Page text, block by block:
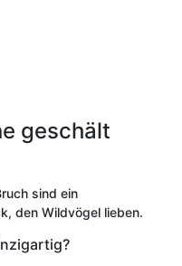
geschält
sind ein
den Wildvögel lieben.